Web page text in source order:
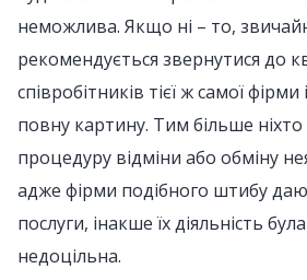
неможлива. Якщо ні – то,
рекомендується звернутися до
співробітників тієї ж самої
повну картину. Тим більше ніхто
процедуру відміни або обміну
адже фірми подібного штибу
послуги, інакше їх діяльність
недоцільна.